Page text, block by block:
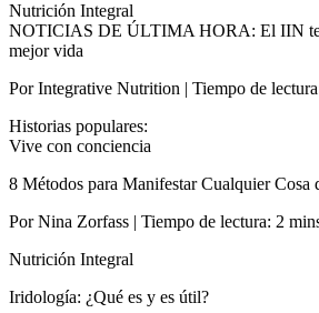
Nutrición Integral
NOTICIAS DE ÚLTIMA HORA: El IIN te
mejor vida
Por Integrative Nutrition | Tiempo de
Historias populares:
Vive con conciencia
8 Métodos para Manifestar Cualquier Cosa
Por Nina Zorfass | Tiempo de lectura: 2
Nutrición Integral
Iridología: ¿Qué es y es útil?